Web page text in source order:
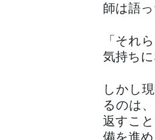
師は語っ
「それ
気持ち
しかし
るのは
返すこ